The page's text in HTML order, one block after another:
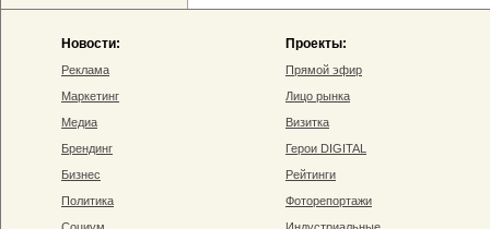
Новости:
Реклама
Маркетинг
Медиа
Брендинг
Бизнес
Политика
Проекты:
Прямой эфир
Лицо рынка
Визитка
Герои DIGITAL
Рейтинги
Фоторепортажи